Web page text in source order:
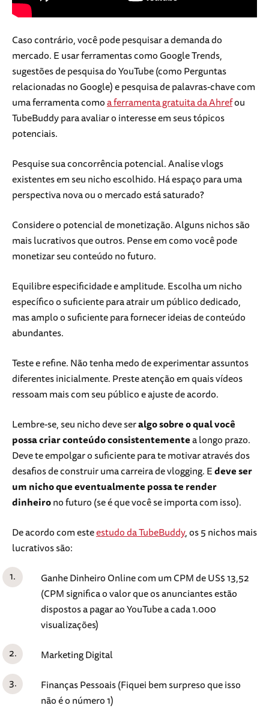
Caso contrário, você pode pesquisar a demanda do
mercado. E usar ferramentas como Google Trends,
sugestões de pesquisa do YouTube (como Perguntas
relacionadas no Google) e pesquisa de palavras-chave com
uma ferramenta comoa ferramenta gratuita da Ahrefou
TubeBuddy para avaliar o interesse em seus tópicos
potenciais.
Pesquise sua concorrência potencial. Analise vlogs
existentes em seu nicho escolhido. Há espaço para uma
perspectiva nova ou o mercado está saturado?
Considere o potencial de monetização. Alguns nichos são
mais lucrativos que outros. Pense em como você pode
monetizar seu conteúdo no futuro.
Equilibre especificidade e amplitude. Escolha um nicho
específico o suficiente para atrair um público dedicado,
mas amplo o suficiente para fornecer ideias de conteúdo
abundantes.
Teste e refine. Não tenha medo de experimentar assuntos
diferentes inicialmente. Preste atenção em quais vídeos
ressoam mais com seu público e ajuste de acordo.
Lembre-se, seu nicho deve seralgo sobre o qual você
possa criar conteúdo consistentementea longo prazo.
Deve te empolgar o suficiente para te motivar através dos
desafios de construir uma carreira de vlogging. Edeve ser
um nicho que eventualmente possa te render
dinheirono futuro (se é que você se importa com isso).
De acordo com esteestudo da TubeBuddy, os 5 nichos mais
lucrativos são:
Ganhe Dinheiro Online com um CPM de US$ 13,52
(CPM significa o valor que os anunciantes estão
dispostos a pagar ao YouTube a cada 1.000
visualizações)
Marketing Digital
Finanças Pessoais (Fiquei bem surpreso que isso
não é o número 1)